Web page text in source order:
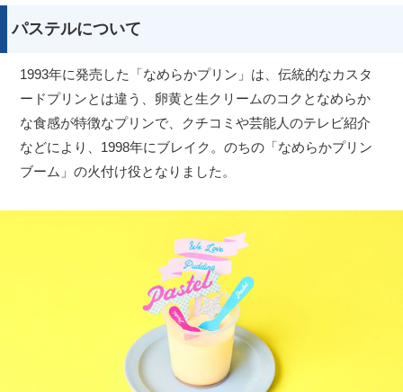
パステルについて
1993年に発売した「なめらかプリン」は、伝統的なカスタ
ードプリンとは違う、卵黄と生クリームのコクとなめらか
な食感が特徴なプリンで、クチコミや芸能人のテレビ紹介
などにより、1998年にブレイク。のちの「なめらかプリン
ブーム」の火付け役となりました。